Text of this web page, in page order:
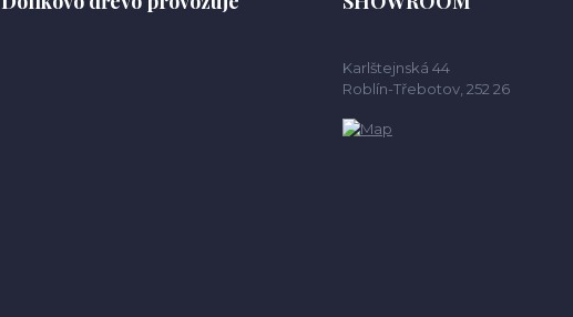
Karlštejnská 44
Roblín-Třebotov, 252 26